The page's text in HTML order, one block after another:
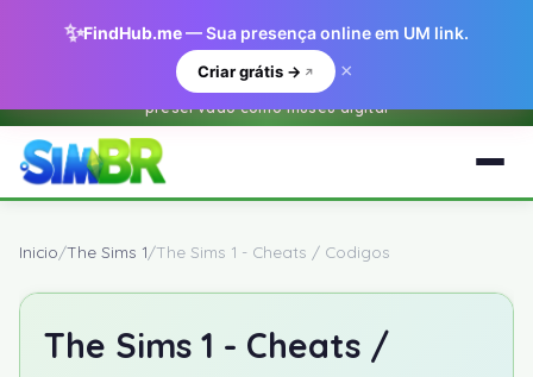
Este e um arquivo historico do O Sim BR.net (2001-2018) —
preservado como museu digital
Inicio/The Sims 1/The Sims 1 - Cheats / Codigos
The Sims 1 - Cheats /
✨FindHub.me— Sua presença online em UM link.
Criar grátis → ×